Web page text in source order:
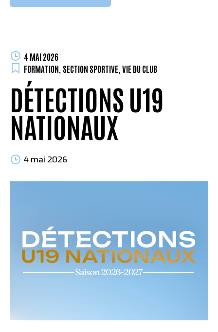
4 MAI 2026
FORMATION SECTION SPORTIVE VIE DU CLUB
DÉTECTIONS U19
NATIONAUX
4 mai 2026